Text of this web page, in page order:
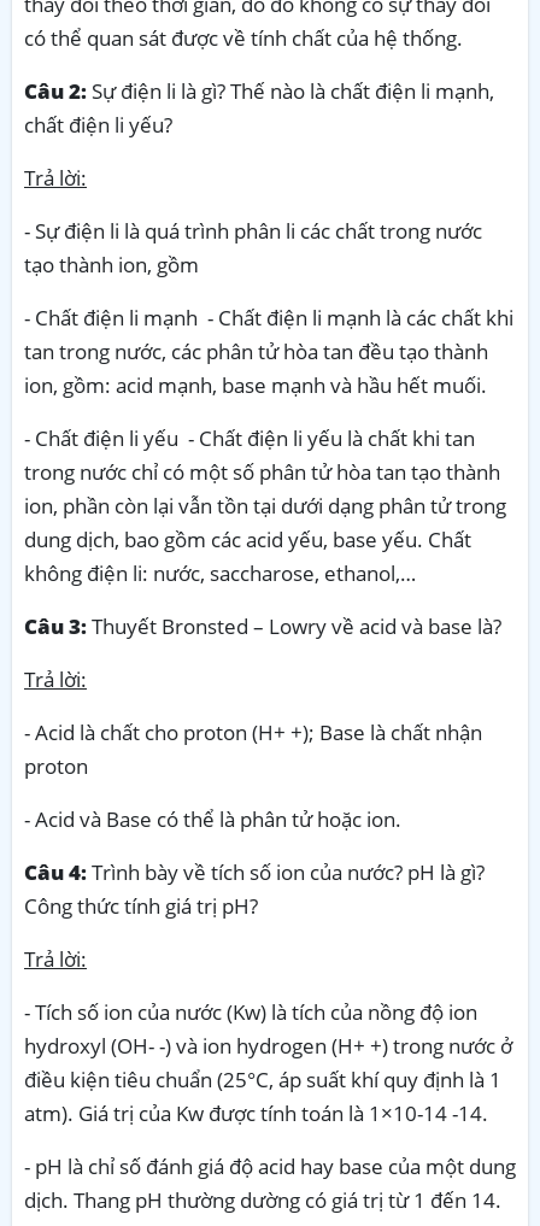
có thể quan sát được về tính chất của hệ thống.
Câu 2:Sự điện li là gì? Thế nào là chất điện li mạnh,
chất điện li yếu?
Trả lời:
- Sự điện li là quá trình phân li các chất trong nước
tạo thành ion, gồm
- Chất điện li mạnh - Chất điện li mạnh là các chất khi
tan trong nước, các phân tử hòa tan đều tạo thành
ion, gồm: acid mạnh, base mạnh và hầu hết muối.
- Chất điện li yếu - Chất điện li yếu là chất khi tan
trong nước chỉ có một số phân tử hòa tan tạo thành
ion, phần còn lại vẫn tồn tại dưới dạng phân tử trong
dung dịch, bao gồm các acid yếu, base yếu. Chất
không điện li: nước, saccharose, ethanol,…
Câu 3:Thuyết Bronsted – Lowry về acid và base là?
Trả lời:
- Acid là chất cho proton (H+ +); Base là chất nhận
proton
- Acid và Base có thể là phân tử hoặc ion.
Câu 4:Trình bày về tích số ion của nước? pH là gì?
Công thức tính giá trị pH?
Trả lời:
- Tích số ion của nước (Kw) là tích của nồng độ ion
hydroxyl (OH- -) và ion hydrogen (H+ +) trong nước ở
điều kiện tiêu chuẩn (25°C, áp suất khí quy định là 1
atm). Giá trị của Kw được tính toán là 1×10-14 -14.
- pH là chỉ số đánh giá độ acid hay base của một dung
dịch. Thang pH thường dường có giá trị từ 1 đến 14.